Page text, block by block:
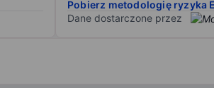
Pobierz metodologię ryzyka
Dane dostarczone przez